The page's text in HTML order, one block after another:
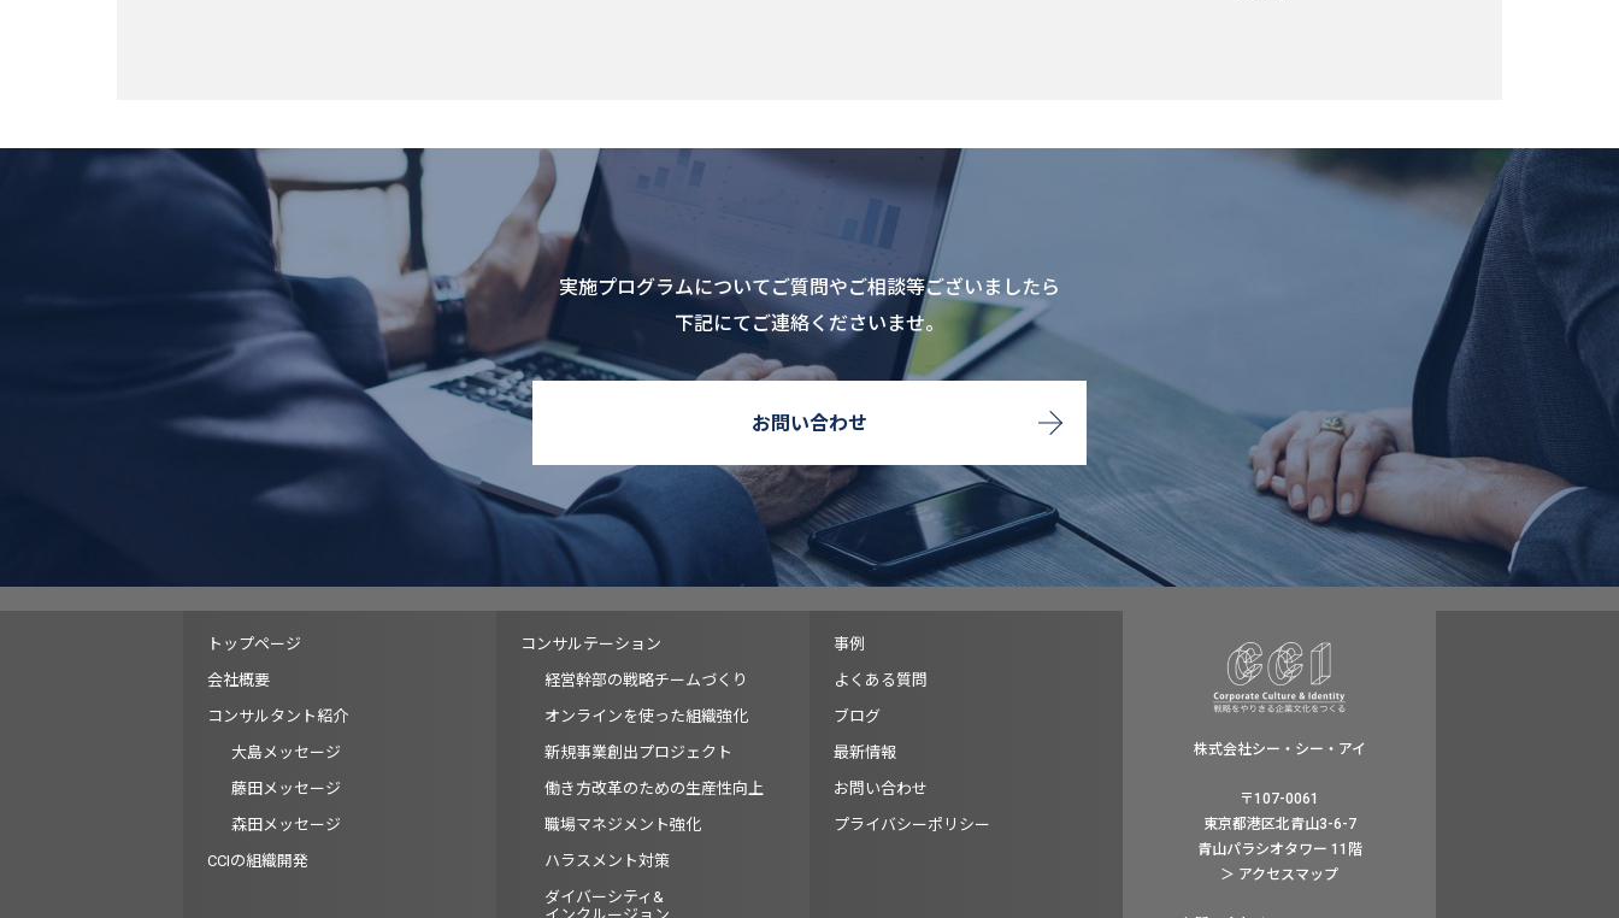
実施プログラムについてご質問やご相談等ございましたら
下記にてご連絡くださいませ。
お問い合わせ
トップページ
会社概要
コンサルタント紹介
大島メッセージ
藤田メッセージ
森田メッセージ
CCIの組織開発
コンサルテーション
経営幹部の戦略チームづくり
オンラインを使った組織強化
新規事業創出プロジェクト
働き方改革のための生産性向上
職場マネジメント強化
ハラスメント対策
ダイバーシティ&
事例
よくある質問
ブログ
最新情報
お問い合わせ
プライバシーポリシー
株式会社シー・シー・アイ
〒107-0061
東京都港区北青山3-6-7
青山パラシオタワー 11階
＞ アクセスマップ